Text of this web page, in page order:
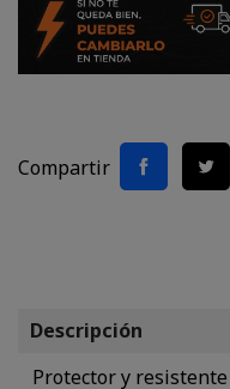
Compartir
Descripción
Protector y